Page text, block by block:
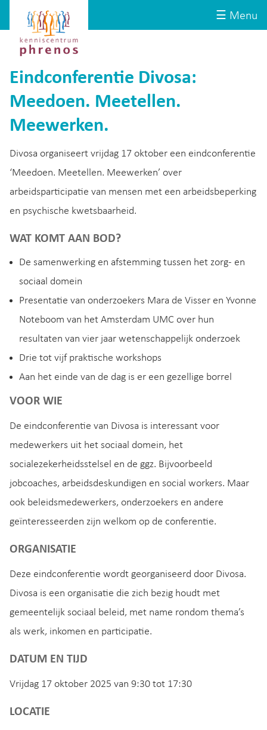
☰ Menu
Kenniscentrum
Phrenos
website
Eindconferentie Divosa:
Meedoen. Meetellen.
Meewerken.
Divosa organiseert vrijdag 17 oktober een eindconferentie
‘Meedoen. Meetellen. Meewerken’ over
arbeidsparticipatie van mensen met een arbeidsbeperking
en psychische kwetsbaarheid.
WAT KOMT AAN BOD?
De samenwerking en afstemming tussen het zorg- en
sociaal domein
Presentatie van onderzoekers Mara de Visser en Yvonne
Noteboom van het Amsterdam UMC over hun
resultaten van vier jaar wetenschappelijk onderzoek
Drie tot vijf praktische workshops
Aan het einde van de dag is er een gezellige borrel
VOOR WIE
De eindconferentie van Divosa is interessant voor
medewerkers uit het sociaal domein, het
socialezekerheidsstelsel en de ggz. Bijvoorbeeld
jobcoaches, arbeidsdeskundigen en social workers. Maar
ook beleidsmedewerkers, onderzoekers en andere
geïnteresseerden zijn welkom op de conferentie.
ORGANISATIE
Deze eindconferentie wordt georganiseerd door Divosa.
Divosa is een organisatie die zich bezig houdt met
gemeentelijk sociaal beleid, met name rondom thema’s
als werk, inkomen en participatie.
DATUM EN TIJD
Vrijdag 17 oktober 2025 van 9:30 tot 17:30
LOCATIE